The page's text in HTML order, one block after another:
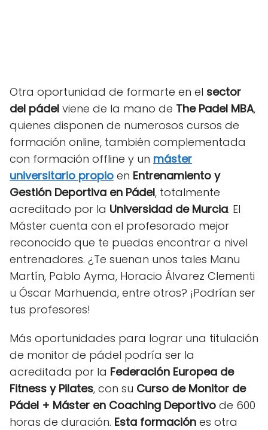
Otra oportunidad de formarte en el sector
del pádel viene de la mano de The Padel MBA,
quienes disponen de numerosos cursos de
formación online, también complementada
con formación offline y un máster
universitario propio en Entrenamiento y
Gestión Deportiva en Pádel, totalmente
acreditado por la Universidad de Murcia. El
Máster cuenta con el profesorado mejor
reconocido que te puedas encontrar a nivel
entrenadores. ¿Te suenan unos tales Manu
Martín, Pablo Ayma, Horacio Álvarez Clementi
u Óscar Marhuenda, entre otros? ¡Podrían ser
tus profesores!
Más oportunidades para lograr una titulación
de monitor de pádel podría ser la
acreditada por la Federación Europea de
Fitness y Pilates, con su Curso de Monitor de
Pádel + Máster en Coaching Deportivo de 600
horas de duración. Esta formación es otra